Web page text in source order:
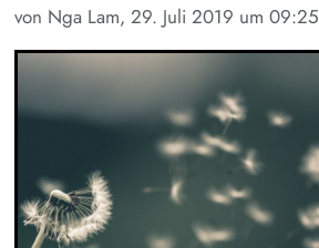
von Nga Lam, 29. Juli 2019 um 09:25